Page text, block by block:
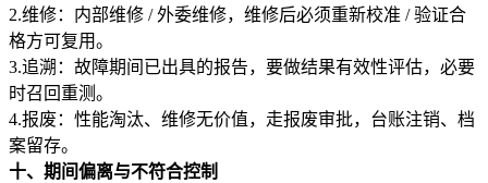
2.维修：内部维修 / 外委维修，维修后必须重新校准 / 验证合
格方可复用。
3.追溯：故障期间已出具的报告，要做结果有效性评估，必要
时召回重测。
4.报废：性能淘汰、维修无价值，走报废审批，台账注销、档
案留存。
十、期间偏离与不符合控制